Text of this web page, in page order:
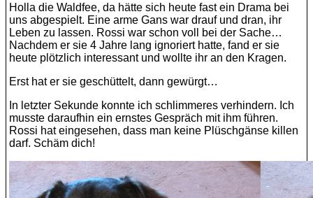
Holla die Waldfee, da hätte sich heute fast ein Drama bei
uns abgespielt. Eine arme Gans war drauf und dran, ihr
Leben zu lassen. Rossi war schon voll bei der Sache…
Nachdem er sie 4 Jahre lang ignoriert hatte, fand er sie
heute plötzlich interessant und wollte ihr an den Kragen.
Erst hat er sie geschüttelt, dann gewürgt…
In letzter Sekunde konnte ich schlimmeres verhindern. Ich
musste daraufhin ein ernstes Gespräch mit ihm führen.
Rossi hat eingesehen, dass man keine Plüschgänse killen
darf. Schäm dich!